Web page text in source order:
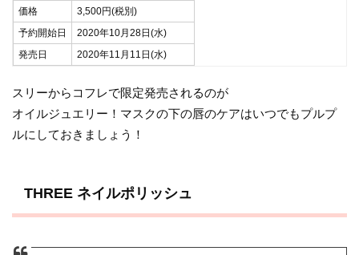
価格
3,500円(税別)
予約開始日
2020年10月28日(水)
発売日
2020年11月11日(水)
スリーからコフレで限定発売されるのが
オイルジュエリー！マスクの下の唇のケアはいつでもプルプ
ルにしておきましょう！
THREE ネイルポリッシュ